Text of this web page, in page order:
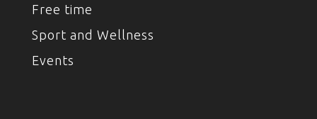
Free time
Sport and Wellness
Events